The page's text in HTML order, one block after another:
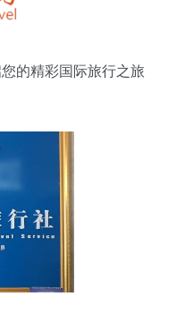
的精彩国际旅行之旅